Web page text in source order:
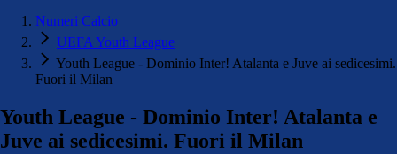
Numeri Calcio
UEFA Youth League
Youth League - Dominio Inter! Atalanta e Juve ai sedicesimi.
Fuori il Milan
Youth League - Dominio Inter! Atalanta e
Juve ai sedicesimi. Fuori il Milan